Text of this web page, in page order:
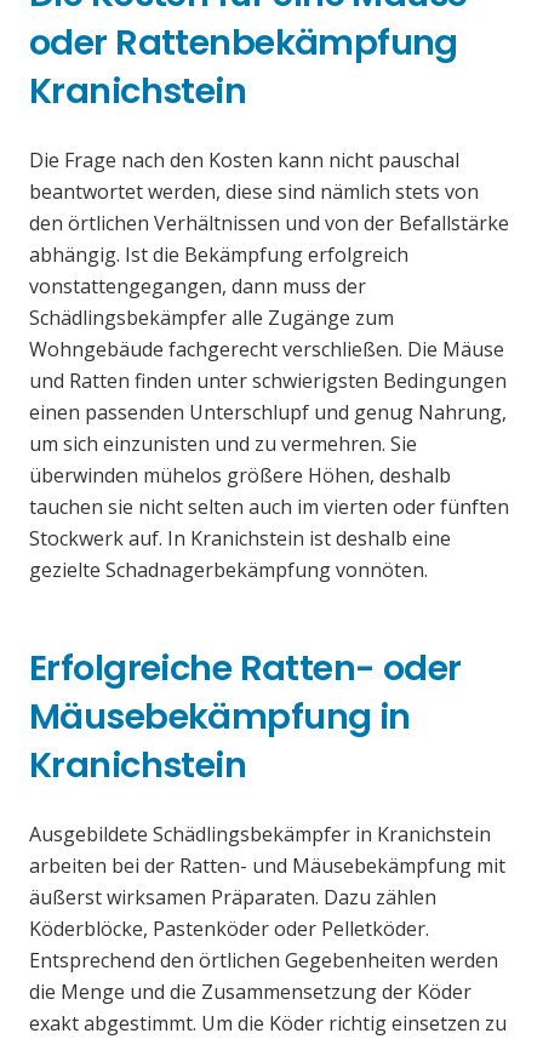
oder Rattenbekämpfung
Kranichstein
Die Frage nach den Kosten kann nicht pauschal
beantwortet werden, diese sind nämlich stets von
den örtlichen Verhältnissen und von der Befallstärke
abhängig. Ist die Bekämpfung erfolgreich
vonstattengegangen, dann muss der
Schädlingsbekämpfer alle Zugänge zum
Wohngebäude fachgerecht verschließen. Die Mäuse
und Ratten finden unter schwierigsten Bedingungen
einen passenden Unterschlupf und genug Nahrung,
um sich einzunisten und zu vermehren. Sie
überwinden mühelos größere Höhen, deshalb
tauchen sie nicht selten auch im vierten oder fünften
Stockwerk auf. In Kranichstein ist deshalb eine
gezielte Schadnagerbekämpfung vonnöten.
Erfolgreiche Ratten- oder
Mäusebekämpfung in
Kranichstein
Ausgebildete Schädlingsbekämpfer in Kranichstein
arbeiten bei der Ratten- und Mäusebekämpfung mit
äußerst wirksamen Präparaten. Dazu zählen
Köderblöcke, Pastenköder oder Pelletköder.
Entsprechend den örtlichen Gegebenheiten werden
die Menge und die Zusammensetzung der Köder
exakt abgestimmt. Um die Köder richtig einsetzen zu